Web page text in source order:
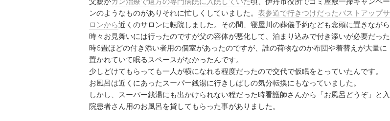
ンのようなものがありそれに忙しくしていました。 表参道で行きつけだったバストアップサ
ロンから近くのサロンに転院しました。その間、寝屋川の葬儀予約なども念頭に置きながら
時々お見舞いには行ったのですが父の容体が悪化して、泊まり込みで付き添いが必要だった
時6畳ほどの付き添い者用の個室があったのですが、誰の荷物なのか布団や着替えが大量に
置かれていて眠るスペースがなかったんです。
少しどけてもらっても一人が横になれる程度だったので交代で仮眠をとっていたんです。
お風呂は近くにあったスーパー銭湯に行きしばしの気分転換にもなっていました。
しかし、スーパー銭湯にも出かけられない程だった時看護師さんから「お風呂どうぞ」と入
院患者さん用のお風呂を貸してもらった事がありました。